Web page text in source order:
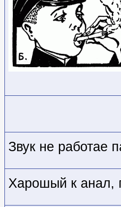
Звук не работае
Харошый к анал,